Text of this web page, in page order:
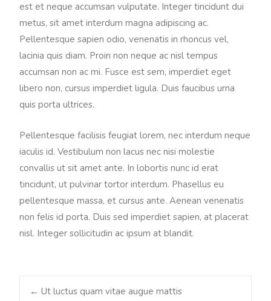
est et neque accumsan vulputate. Integer tincidunt dui
metus, sit amet interdum magna adipiscing ac.
Pellentesque sapien odio, venenatis in rhoncus vel,
lacinia quis diam. Proin non neque ac nisl tempus
accumsan non ac mi. Fusce est sem, imperdiet eget
libero non, cursus imperdiet ligula. Duis faucibus urna
quis porta ultrices.
Pellentesque facilisis feugiat lorem, nec interdum neque
iaculis id. Vestibulum non lacus nec nisi molestie
convallis ut sit amet ante. In lobortis nunc id erat
tincidunt, ut pulvinar tortor interdum. Phasellus eu
pellentesque massa, et cursus ante. Aenean venenatis
non felis id porta. Duis sed imperdiet sapien, at placerat
nisl. Integer sollicitudin ac ipsum at blandit.
← Ut luctus quam vitae augue mattis